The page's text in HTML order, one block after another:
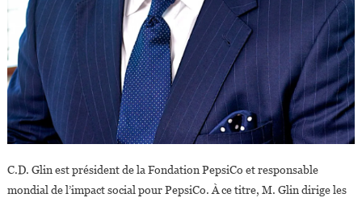
C.D. Glin est président de la Fondation PepsiCo et responsable
mondial de l’impact social pour PepsiCo. À ce titre, M. Glin dirige les